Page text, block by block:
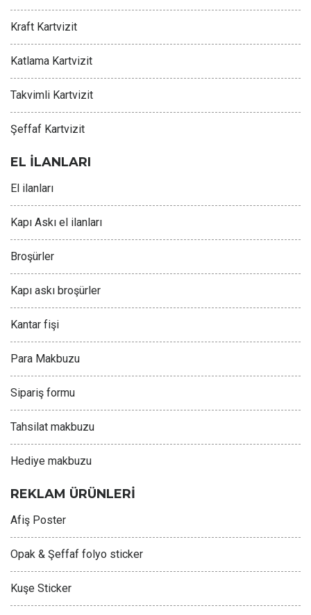
Kraft Kartvizit
Katlama Kartvizit
Takvimli Kartvizit
Şeffaf Kartvizit
EL İLANLARI
El ilanları
Kapı Askı el ilanları
Broşürler
Kapı askı broşürler
Kantar fişi
Para Makbuzu
Sipariş formu
Tahsilat makbuzu
Hediye makbuzu
REKLAM ÜRÜNLERİ
Afiş Poster
Opak & Şeffaf folyo sticker
Kuşe Sticker